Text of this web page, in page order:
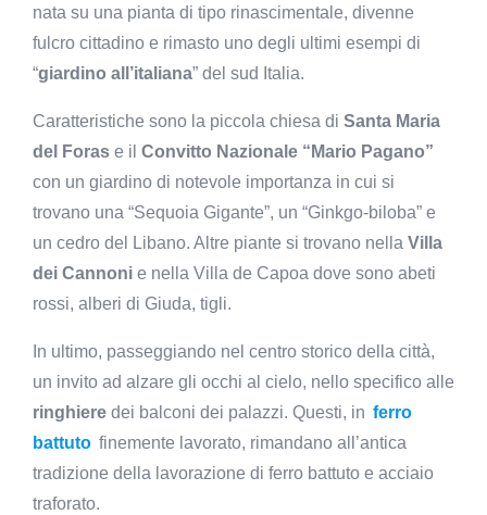
nata su una pianta di tipo rinascimentale, divenne
fulcro cittadino e rimasto uno degli ultimi esempi di
“giardino all’italiana” del sud Italia.
Caratteristiche sono la piccola chiesa di Santa Maria
del Foras e il Convitto Nazionale “Mario Pagano”
con un giardino di notevole importanza in cui si
trovano una “Sequoia Gigante”, un “Ginkgo-biloba” e
un cedro del Libano. Altre piante si trovano nella Villa
dei Cannoni e nella Villa de Capoa dove sono abeti
rossi, alberi di Giuda, tigli.
In ultimo, passeggiando nel centro storico della città,
un invito ad alzare gli occhi al cielo, nello specifico alle
ringhiere dei balconi dei palazzi. Questi, in ferro
battuto finemente lavorato, rimandano all’antica
tradizione della lavorazione di ferro battuto e acciaio
traforato.